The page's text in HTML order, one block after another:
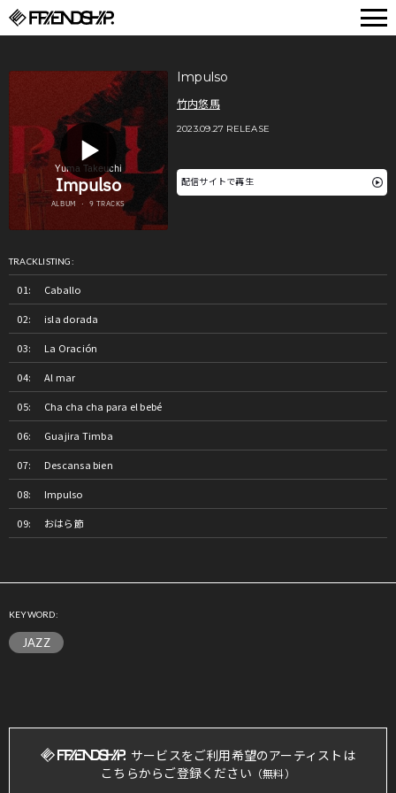
Impulso
竹内悠馬
2023.09.27 RELEASE
配信サイトで再生
TRACKLISTING:
Caballo
isla dorada
La Oración
Al mar
Cha cha cha para el bebé
Guajira Timba
Descansa bien
Impulso
おはら節
KEYWORD:
JAZZ
サービスをご利用希望のアーティストは
こちらからご登録ください （無料）